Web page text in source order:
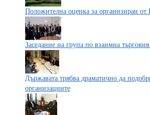
Положителна оценка за организиран
Заседание на група по взаимна
Държавата трябва драматично да
организациите